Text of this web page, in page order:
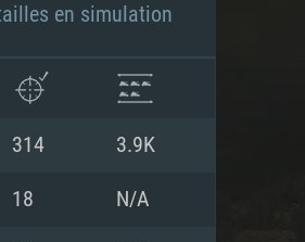
en simulation
314 3.9K
18 N/A